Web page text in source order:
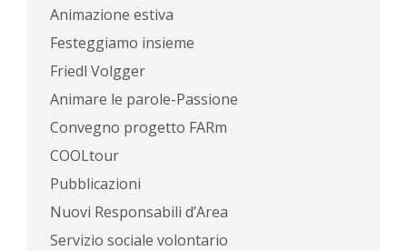
Animazione estiva
Festeggiamo insieme
Friedl Volgger
Animare le parole-Passione
Convegno progetto FARm
COOLtour
Pubblicazioni
Nuovi Responsabili d’Area
Servizio sociale volontario